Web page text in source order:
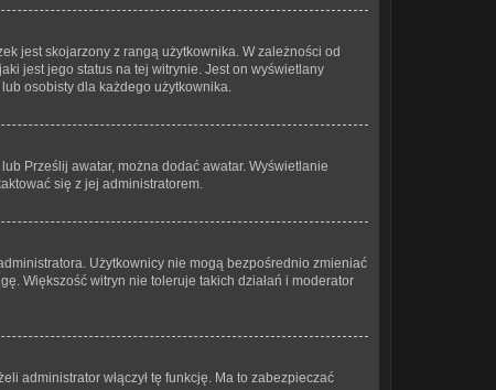
jest skojarzony z rangą użytkownika. W zależności od
jest jego status na tej witrynie. Jest on wyświetlany
osobisty dla każdego użytkownika.
Prześlij awatar, można dodać awatar. Wyświetlanie
się z jej administratorem.
Użytkownicy nie mogą bezpośrednio zmieniać
Większość witryn nie toleruje takich działań i moderator
administrator włączył tę funkcję. Ma to zabezpieczać